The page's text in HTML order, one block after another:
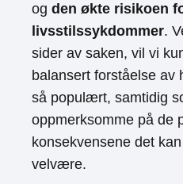
og den økte risikoen
livsstilssykdommer.
sider av saken, vil vi
balansert forståelse av
så populært, samtidig
oppmerksomme på de
konsekvensene det
velvære.